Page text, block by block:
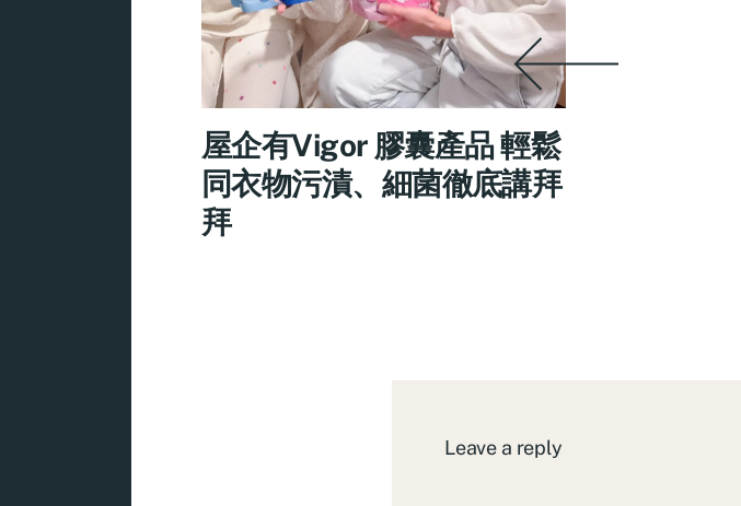
屋企有Vigor 膠囊產品 輕鬆
同衣物污漬、細菌徹底講拜
拜
Leave a reply